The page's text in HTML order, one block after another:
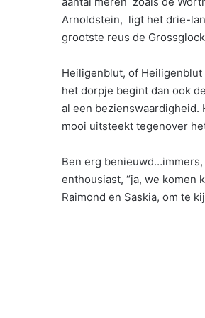
Arnoldstein, ligt het drie-
grootste reus de
Heiligenblut, of Heiligenblut
het dorpje begint dan ook
al een bezienswaardigheid.
mooi uitsteekt tegenover
Ben erg
enthousiast, “ja, we komen
Raimond en Saskia, om te